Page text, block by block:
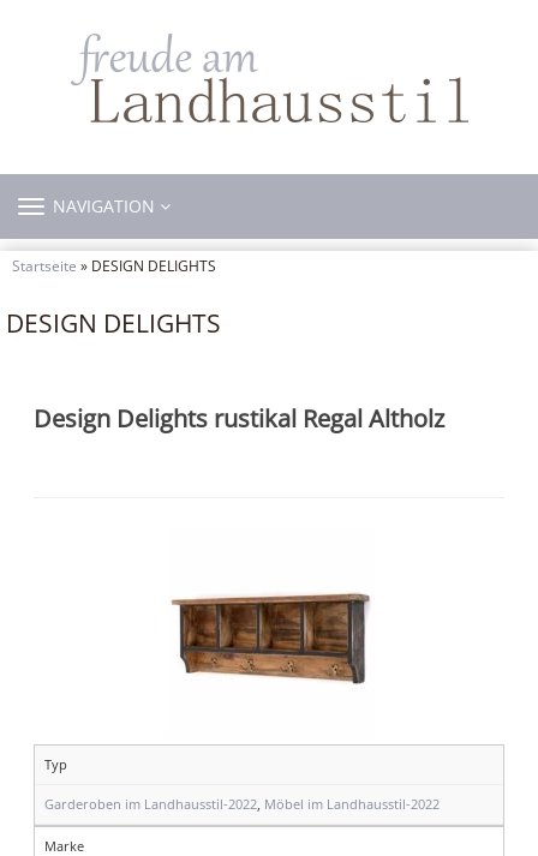
TOGGLE
NAVIGATION
Startseite » DESIGN DELIGHTS
DESIGN DELIGHTS
Design Delights rustikal Regal Altholz
Typ
Garderoben im Landhausstil-2022 Möbel im Landhausstil-2022
Marke